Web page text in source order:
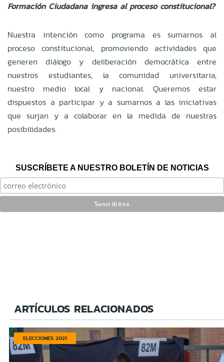
Formación Ciudadana ingresa al proceso constitucional?
Nuestra intención como programa es sumarnos al
proceso constitucional, promoviendo actividades que
generen diálogo y deliberación democrática entre
nuestros estudiantes, la comunidad universitaria,
nuestro medio local y nacional. Queremos estar
dispuestos a participar y a sumarnos a las iniciativas
que surjan y a colaborar en la medida de nuestras
posibilidades.
SUSCRÍBETE A NUESTRO BOLETÍN DE NOTICIAS
ARTÍCULOS RELACIONADOS
ELECCIONES 2021